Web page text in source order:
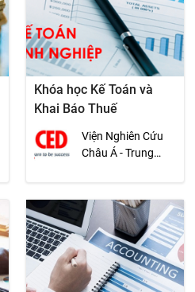
Khóa học Kế Toán và
Khai Báo Thuế
Viện Nghiên Cứu
Châu Á - Trung
(CED)